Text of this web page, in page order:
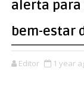
alerta para
bem-estar
Editor 1 year